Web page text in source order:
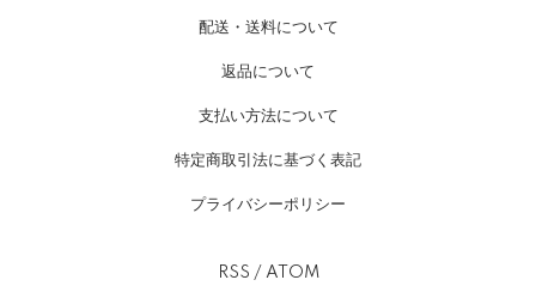
配送・送料について
返品について
支払い方法について
特定商取引法に基づく表記
プライバシーポリシー
RSS / ATOM